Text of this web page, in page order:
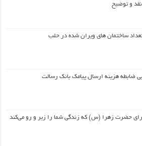
و توضیح
تعداد ساختمان های ویران شده در حلب
ضابطه هزینه ارسال پیامک بانک رسالت
حضرت زهرا (س) که زندگی شما را زیر و رو می‌کند